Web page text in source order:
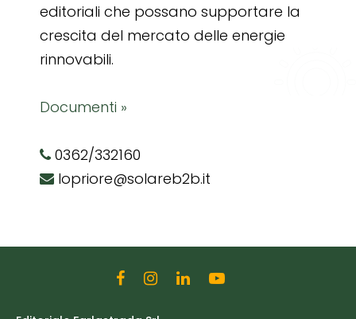
editoriali che possano supportare la
crescita del mercato delle energie
rinnovabili.
Documenti »
0362/332160
lopriore@solareb2b.it